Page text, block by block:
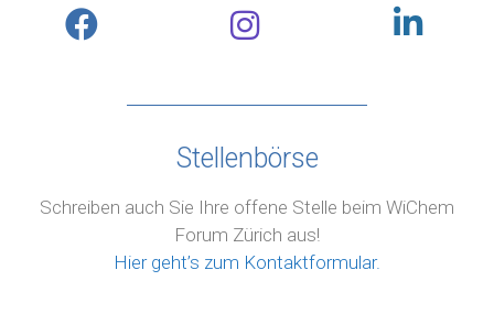
Stellenbörse
Schreiben auch Sie Ihre offene Stelle beim WiChem
Forum Zürich aus!
Hier geht’s zum Kontaktformular.